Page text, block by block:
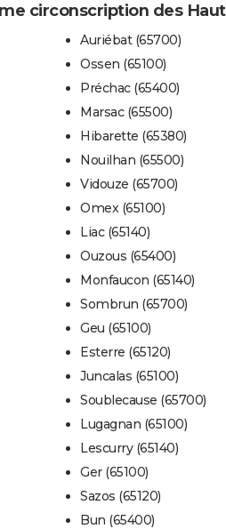
circonscription des
Auriébat (65700)
Ossen (65100)
Préchac (65400)
Marsac (65500)
Hibarette (65380)
Nouilhan (65500)
Vidouze (65700)
Omex (65100)
Liac (65140)
Ouzous (65400)
Monfaucon (65140)
Sombrun (65700)
Geu (65100)
Esterre (65120)
Juncalas (65100)
Soublecause (65700)
Lugagnan (65100)
Lescurry (65140)
Ger (65100)
Sazos (65120)
Bun (65400)